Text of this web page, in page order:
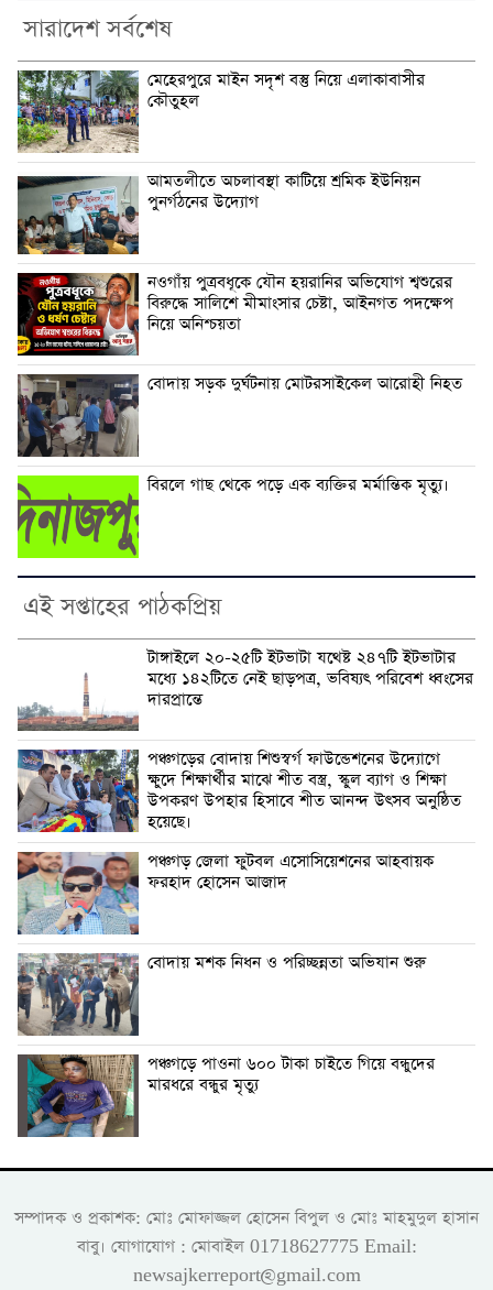
সারাদেশ সর্বশেষ
মেহেরপুরে মাইন সদৃশ বস্তু নিয়ে এলাকাবাসীর
কৌতুহল
আমতলীতে অচলাবস্থা কাটিয়ে শ্রমিক ইউনিয়ন
পুনর্গঠনের উদ্যোগ
নওগাঁয় পুত্রবধূকে যৌন হয়রানির অভিযোগ শ্বশুরের
বিরুদ্ধে সালিশে মীমাংসার চেষ্টা, আইনগত পদক্ষেপ
নিয়ে অনিশ্চয়তা
বোদায় সড়ক দুর্ঘটনায় মোটরসাইকেল আরোহী নিহত
বিরলে গাছ থেকে পড়ে এক ব্যক্তির মর্মান্তিক মৃত্যু।
এই সপ্তাহের পাঠকপ্রিয়
টাঙ্গাইলে ২০-২৫টি ইটভাটা যথেষ্ট ২৪৭টি ইটভাটার
মধ্যে ১৪২টিতে নেই ছাড়পত্র, ভবিষ্যৎ পরিবেশ ধ্বংসের
দারপ্রান্তে
পঞ্চগড়ের বোদায় শিশুস্বর্গ ফাউন্ডেশনের উদ্যোগে
ক্ষুদে শিক্ষার্থীর মাঝে শীত বস্ত্র, স্কুল ব্যাগ ও শিক্ষা
উপকরণ উপহার হিসাবে শীত আনন্দ উৎসব অনুষ্ঠিত
হয়েছে।
পঞ্চগড় জেলা ফুটবল এসোসিয়েশনের আহবায়ক
ফরহাদ হোসেন আজাদ
বোদায় মশক নিধন ও পরিচ্ছন্নতা অভিযান শুরু
পঞ্চগড়ে পাওনা ৬০০ টাকা চাইতে গিয়ে বন্ধুদের
মারধরে বন্ধুর মৃত্যু
সম্পাদক ও প্রকাশক: মোঃ মোফাজ্জল হোসেন বিপুল ও মোঃ মাহমুদুল হাসান
বাবু। যোগাযোগ : মোবাইল 01718627775 Email:
newsajkerreport@gmail.com